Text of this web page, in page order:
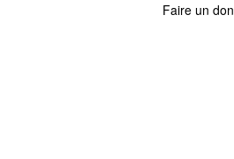
Faire un don